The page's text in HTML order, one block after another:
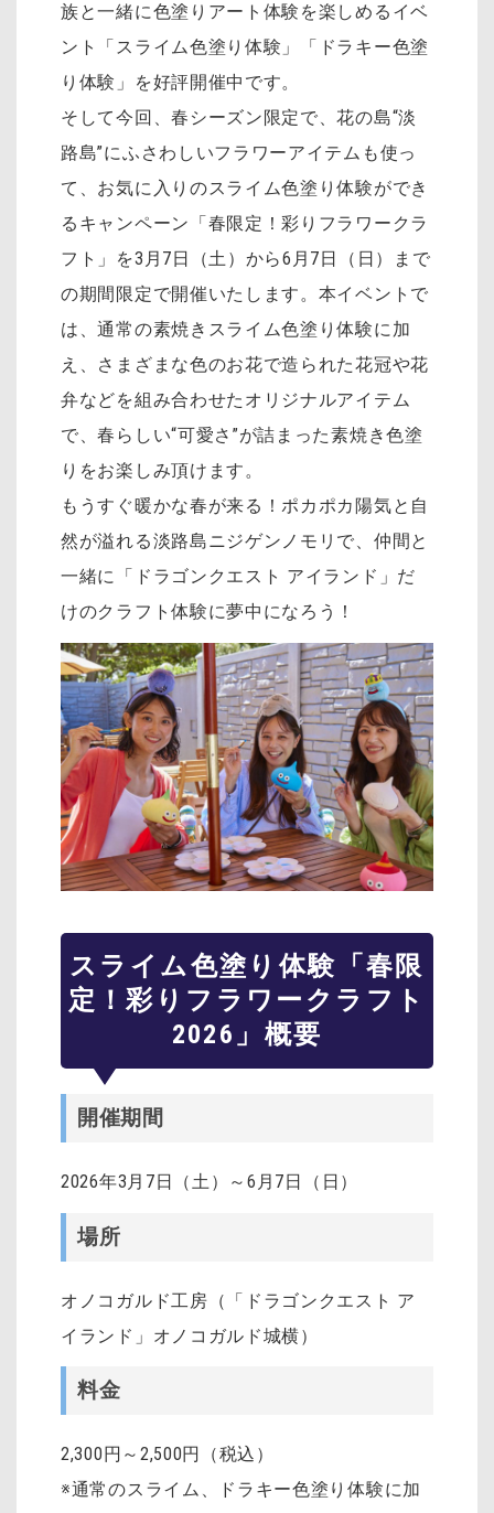
族と一緒に色塗りアート体験を楽しめるイベ
ント「スライム色塗り体験」「ドラキー色塗
り体験」を好評開催中です。
そして今回、春シーズン限定で、花の島“淡
路島”にふさわしいフラワーアイテムも使っ
て、お気に入りのスライム色塗り体験ができ
るキャンペーン「春限定！彩りフラワークラ
フト」を3月7日（土）から6月7日（日）まで
の期間限定で開催いたします。本イベントで
は、通常の素焼きスライム色塗り体験に加
え、さまざまな色のお花で造られた花冠や花
弁などを組み合わせたオリジナルアイテム
で、春らしい“可愛さ”が詰まった素焼き色塗
りをお楽しみ頂けます。
もうすぐ暖かな春が来る！ポカポカ陽気と自
然が溢れる淡路島ニジゲンノモリで、仲間と
一緒に「ドラゴンクエスト アイランド」だ
けのクラフト体験に夢中になろう！
スライム色塗り体験「春限
定！彩りフラワークラフト
2026」概要
開催期間
2026年3月7日（土）～6月7日（日）
場所
オノコガルド工房（「ドラゴンクエスト ア
イランド」オノコガルド城横）
料金
2,300円～2,500円（税込）
※通常のスライム、ドラキー色塗り体験に加